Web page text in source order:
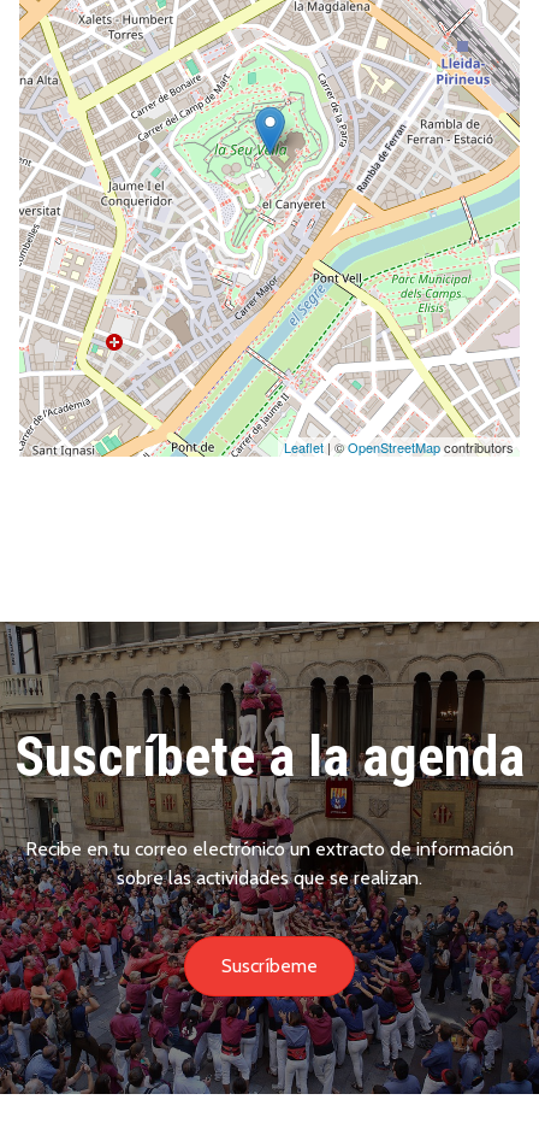
Leaflet | ©OpenStreetMapcontributors
Suscríbete a la agenda
Recibe en tu correo electrónico un extracto de información
sobre las actividades que se realizan.
Suscríbeme